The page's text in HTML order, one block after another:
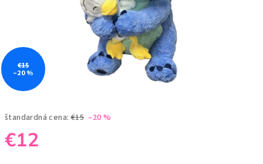
štandardná cena: €15 –20 %
€12
€15
–20 %